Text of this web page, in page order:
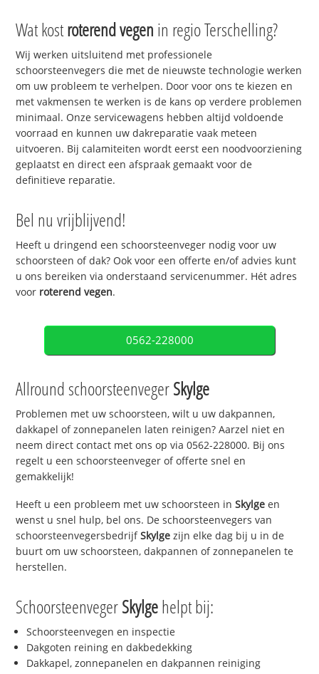
Wat kostroterend vegen in regio Terschelling?
Wij werken uitsluitend met professionele
schoorsteenvegers die met de nieuwste technologie werken
om uw probleem te verhelpen. Door voor ons te kiezen en
met vakmensen te werken is de kans op verdere problemen
minimaal. Onze servicewagens hebben altijd voldoende
voorraad en kunnen uw dakreparatie vaak meteen
uitvoeren. Bij calamiteiten wordt eerst een noodvoorziening
geplaatst en direct een afspraak gemaakt voor de
definitieve reparatie.
Bel nu vrijblijvend!
Heeft u dringend een schoorsteenveger nodig voor uw
schoorsteen of dak? Ook voor een offerte en/of advies kunt
u ons bereiken via onderstaand servicenummer. Hét adres
voor roterend vegen.
0562-228000
Allround schoorsteenvegerSkylge
Problemen met uw schoorsteen, wilt u uw dakpannen,
dakkapel of zonnepanelen laten reinigen? Aarzel niet en
neem direct contact met ons op via 0562-228000. Bij ons
regelt u een schoorsteenveger of offerte snel en
gemakkelijk!
Heeft u een probleem met uw schoorsteen inSkylge en
wenst u snel hulp, bel ons. De schoorsteenvegers van
schoorsteenvegersbedrijfSkylge zijn elke dag bij u in de
buurt om uw schoorsteen, dakpannen of zonnepanelen te
herstellen.
SchoorsteenvegerSkylgehelpt bij:
Schoorsteenvegen en inspectie
Dakgoten reining en dakbedekking
Dakkapel, zonnepanelen en dakpannen reiniging